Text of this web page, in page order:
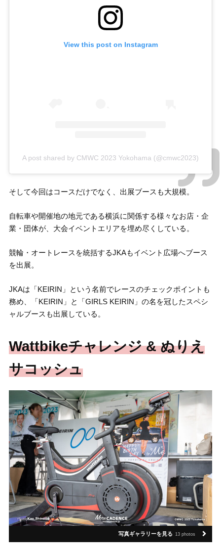
View this post on Instagram
A post shared by CMWC 2023 Yokohama (@cmwc2023)
そして今回はコースだけでなく、出展ブースも大規模。
自転車や開催地の地元である横浜に関係する様々なお店・企
業・団体が、大会イベントエリアを埋め尽くしている。
競輪・オートレースを統括するJKAもイベント広場へブース
を出展。
JKAは「KEIRIN」という名前でレースのチェックポイントも
務め、「KEIRIN」と「GIRLS KEIRIN」の名を冠したスペシ
ャルブースも出展している。
Wattbikeチャレンジ & ぬりえ
サコッシュ
写真ギャラリーを見る 13 photos